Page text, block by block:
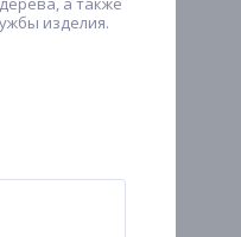
изделия.